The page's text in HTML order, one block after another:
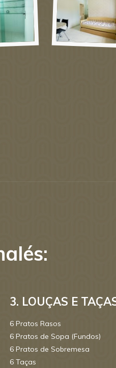
3. LOUÇAS E
6 Pratos Rasos
6 Pratos de Sopa (Fundos)
6 Pratos de Sobremesa
6 Taças